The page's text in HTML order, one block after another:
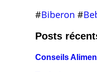
#Biberon #
Posts
Conseils